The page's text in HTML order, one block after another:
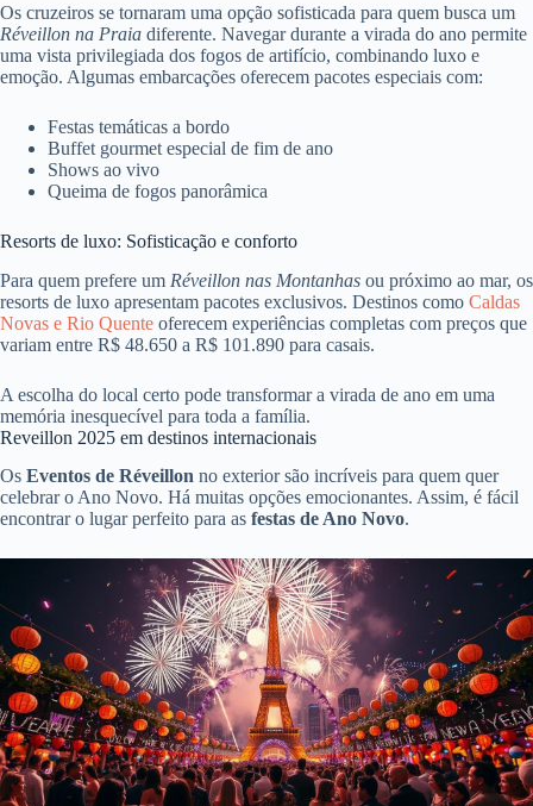
Os cruzeiros se tornaram uma opção sofisticada para quem busca um
Réveillon na Praia diferente. Navegar durante a virada do ano permite
uma vista privilegiada dos fogos de artifício, combinando luxo e
emoção. Algumas embarcações oferecem pacotes especiais com:
Festas temáticas a bordo
Buffet gourmet especial de fim de ano
Shows ao vivo
Queima de fogos panorâmica
Resorts de luxo: Sofisticação e conforto
Para quem prefere um Réveillon nas Montanhas ou próximo ao mar, os
resorts de luxo apresentam pacotes exclusivos. Destinos como Caldas
Novas e Rio Quente oferecem experiências completas com preços que
variam entre R$ 48.650 a R$ 101.890 para casais.
A escolha do local certo pode transformar a virada de ano em uma
memória inesquecível para toda a família.
Reveillon 2025 em destinos internacionais
Os Eventos de Réveillon no exterior são incríveis para quem quer
celebrar o Ano Novo. Há muitas opções emocionantes. Assim, é fácil
encontrar o lugar perfeito para as festas de Ano Novo.